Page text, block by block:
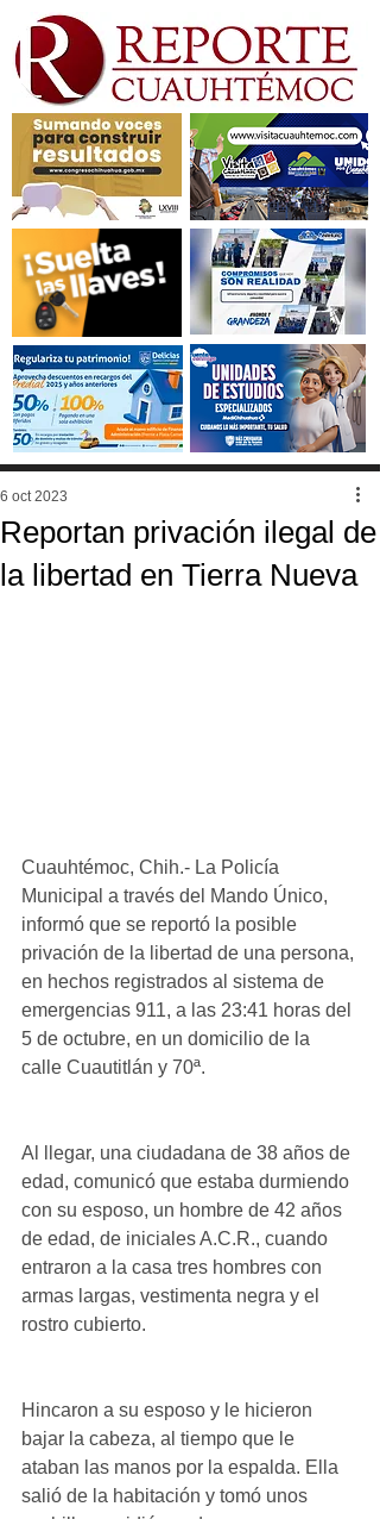
Reportan privación ilegal de
la libertad en Tierra Nueva
6 oct 2023
Cuauhtémoc, Chih.- La Policía
Municipal a través del Mando Único,
informó que se reportó la posible
privación de la libertad de una persona,
en hechos registrados al sistema de
emergencias 911, a las 23:41 horas del
5 de octubre, en un domicilio de la
calle Cuautitlán y 70ª.
Al llegar, una ciudadana de 38 años de
edad, comunicó que estaba durmiendo
con su esposo, un hombre de 42 años
de edad, de iniciales A.C.R., cuando
entraron a la casa tres hombres con
armas largas, vestimenta negra y el
rostro cubierto.
Hincaron a su esposo y le hicieron
bajar la cabeza, al tiempo que le
ataban las manos por la espalda. Ella
salió de la habitación y tomó unos